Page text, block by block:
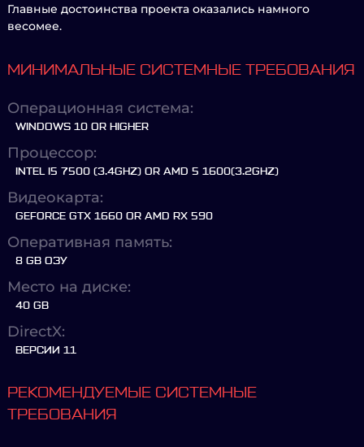
Главные достоинства проекта оказались намного
весомее.
МИНИМАЛЬНЫЕ СИСТЕМНЫЕ ТРЕБОВАНИЯ
Операционная система:
WINDOWS 10 OR HIGHER
Процессор:
INTEL I5 7500 (3.4GHZ) OR AMD 5 1600(3.2GHZ)
Видеокарта:
GEFORCE GTX 1660 OR AMD RX 590
Оперативная память:
8 GB ОЗУ
Место на диске:
40 GB
DirectX:
ВЕРСИИ 11
РЕКОМЕНДУЕМЫЕ СИСТЕМНЫЕ
ТРЕБОВАНИЯ